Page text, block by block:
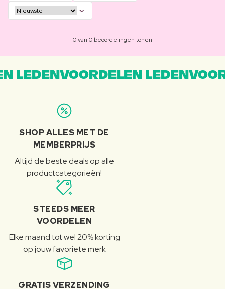
0 van 0 beoordelingen tonen
LEDENVOORDELEN
SHOP ALLES MET DE
MEMBERPRIJS
Altijd de beste deals op alle
productcategorieën!
STEEDS MEER
VOORDELEN
Elke maand tot wel 20% korting
op jouw favoriete merk
GRATIS VERZENDING